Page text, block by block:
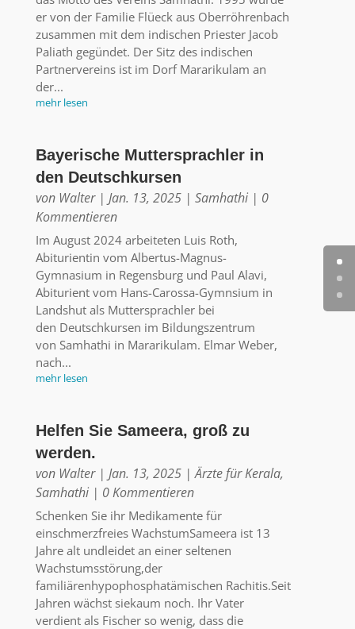
er von der Familie Flüeck aus Oberröhrenbach
zusammen mit dem indischen Priester Jacob
Paliath gegündet. Der Sitz des indischen
Partnervereins ist im Dorf Mararikulam an
der...
mehr lesen
Bayerische Muttersprachler in
den Deutschkursen
von Walter| Jan. 13, 2025| Samhathi| 0
Kommentieren
Im August 2024 arbeiteten Luis Roth,
Abiturientin vom Albertus-Magnus-
Gymnasium in Regensburg und Paul Alavi,
Abiturient vom Hans-Carossa-Gymnsium in
Landshut als Muttersprachler bei
den Deutschkursen im Bildungszentrum
von Samhathi in Mararikulam. Elmar Weber,
nach...
mehr lesen
Helfen Sie Sameera, groß zu
werden.
von Walter| Jan. 13, 2025|Ärzte für Kerala,
Samhathi| 0 Kommentieren
Schenken Sie ihr Medikamente für
einschmerzfreies WachstumSameera ist 13
Jahre alt undleidet an einer seltenen
Wachstumsstörung,der
familiärenhypophosphatämischen Rachitis.Seit
Jahren wächst siekaum noch. Ihr Vater
verdient als Fischer so wenig, dass die